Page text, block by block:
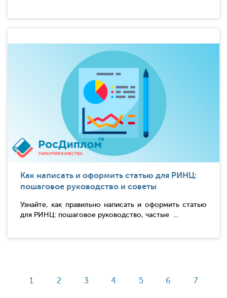
Как написать и оформить статью для РИНЦ:
пошаговое руководство и советы
Узнайте, как правильно написать и оформить статью
для РИНЦ: пошаговое руководство, частые ...
1 2 3 4 5 6 7